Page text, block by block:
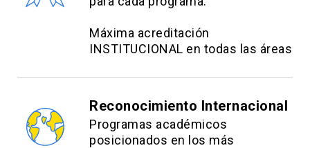
Máxima acreditación
INSTITUCIONAL en todas las áreas
Reconocimiento Internacional
Programas académicos
posicionados en los más